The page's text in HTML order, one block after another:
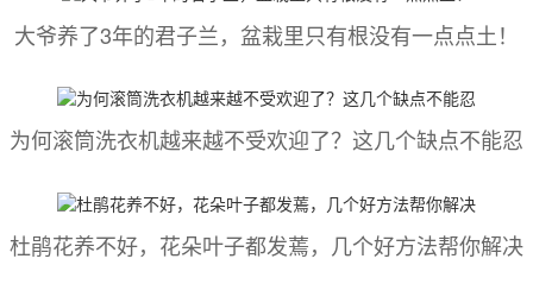
大爷养了3年的君子兰，盆栽里只有根没有一点点土！
为何滚筒洗衣机越来越不受欢迎了？这几个缺点不能忍
杜鹃花养不好，花朵叶子都发蔫，几个好方法帮你解决